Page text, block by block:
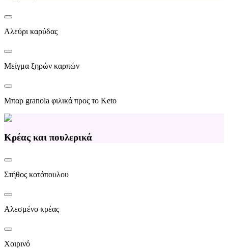
Αλεύρι καρύδας
Μείγμα ξηρών καρπών
Μπαρ granola φιλικά προς το Keto
Κρέας και πουλερικά
Στήθος κοτόπουλου
Αλεσμένο κρέας
Χοιρινό